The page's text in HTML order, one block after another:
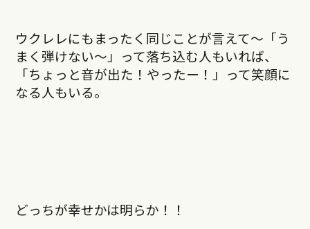
ウクレレにもまったく同じことが言えて〜「う
まく弾けない〜」って落ち込む人もいれば、
「ちょっと音が出た！やったー！」って笑顔に
なる人もいる。
どっちが幸せかは明らか！！